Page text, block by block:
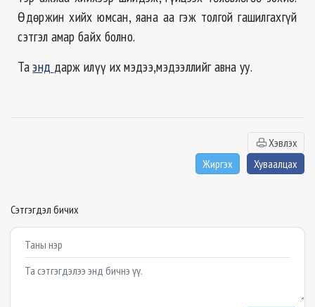
Өдөржин хийх юмсан, яана аа гэж толгой гашилгахгүй
сэтгэл амар байх болно.
Таэнд дарж илүү их мэдээ,мэдээллийг авна уу.
Хэвлэх
Жиргэх
Хуваалцах
Сэтгэгдэл бичих
Example textarea